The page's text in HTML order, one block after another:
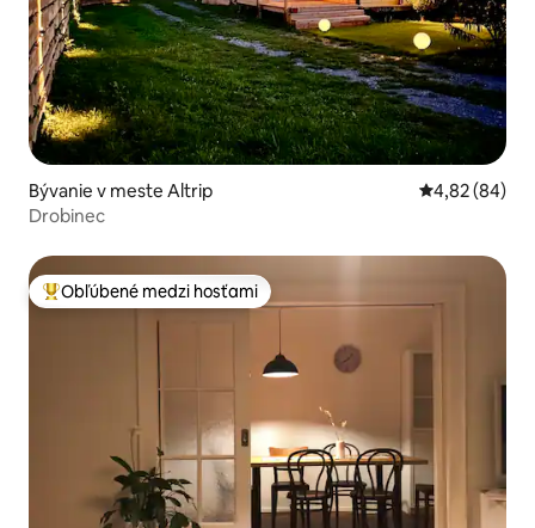
Bývanie v meste Altrip Priemerné
4,82 (84)
Drobinec
Najobľúbenejšie medzi hosťami
Obľúbené medzi hosťami